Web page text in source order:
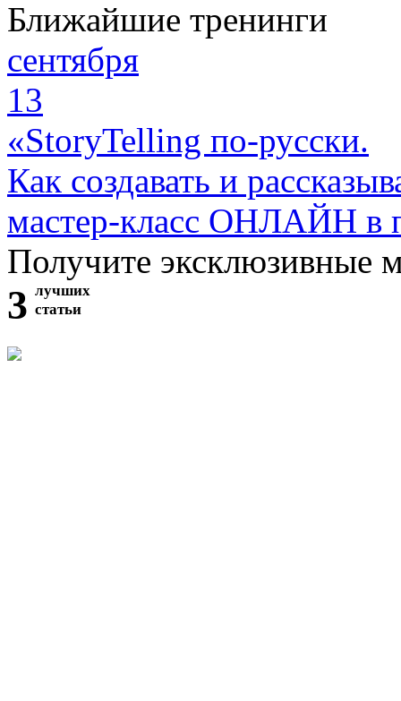
Ближайшие тренинги
сентября
13
«StoryTelling по-русски.
Как создавать и
мастер-класс ОНЛАЙН в
Получите эксклюзивные
3 лучших
статьи